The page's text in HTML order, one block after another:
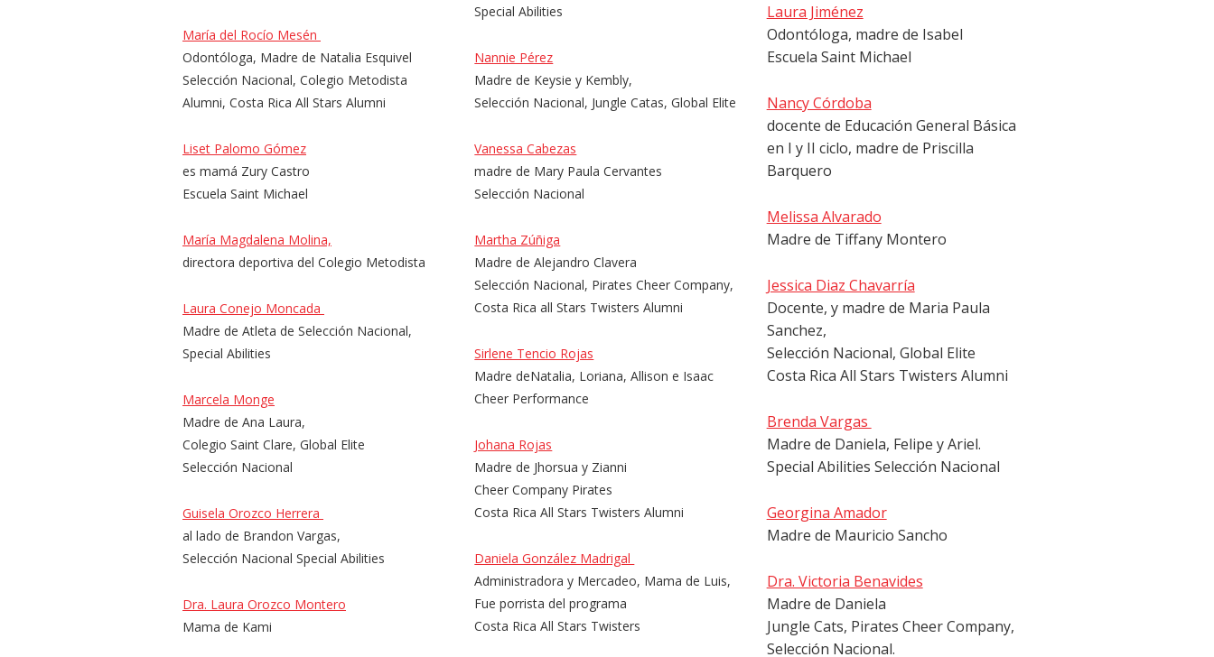
María del Rocío Mesén
Odontóloga, Madre de Natalia Esquivel
Selección Nacional, Colegio Metodista
Alumni, Costa Rica All Stars Alumni
Liset Palomo Gómez
es mamá Zury Castro
Escuela Saint Michael
María Magdalena Molina,
directora deportiva del Colegio Metodista
Laura Conejo Moncada
Madre de Atleta de Selección Nacional,
Special Abilities
Marcela Monge
Madre de Ana Laura,
Colegio Saint Clare, Global Elite
Selección Nacional
Guisela Orozco Herrera
al lado de Brandon Vargas,
Selección Nacional Special Abilities
Dra. Laura Orozco Montero
Mama de Kami
Special Abilities
Nannie Pérez
Madre de Keysie y Kembly,
Selección Nacional, Jungle Catas, Global Elite
Vanessa Cabezas
madre de Mary Paula Cervantes
Selección Nacional
Martha Zúñiga
Madre de Alejandro Clavera
Selección Nacional, Pirates Cheer Company,
Costa Rica all Stars Twisters Alumni
Sirlene Tencio Rojas
Madre deNatalia, Loriana, Allison e Isaac
Cheer Performance
Johana Rojas
Madre de Jhorsua y Zianni
Cheer Company Pirates
Costa Rica All Stars Twisters Alumni
Daniela González Madrigal
Administradora y Mercadeo, Mama de Luis,
Fue porrista del programa
Costa Rica All Stars Twisters
Laura Jiménez
Odontóloga, madre de Isabel
Escuela Saint Michael
Nancy Córdoba
docente de Educación General Básica
en I y II ciclo, madre de Priscilla
Barquero
Melissa Alvarado
Madre de Tiffany Montero
Jessica Diaz Chavarría
Docente, y madre de Maria Paula
Sanchez,
Selección Nacional, Global Elite
Costa Rica All Stars Twisters Alumni
Brenda Vargas
Madre de Daniela, Felipe y Ariel.
Special Abilities Selección Nacional
Georgina Amador
Madre de Mauricio Sancho
Dra. Victoria Benavides
Madre de Daniela
Jungle Cats, Pirates Cheer Company,
Selección Nacional.